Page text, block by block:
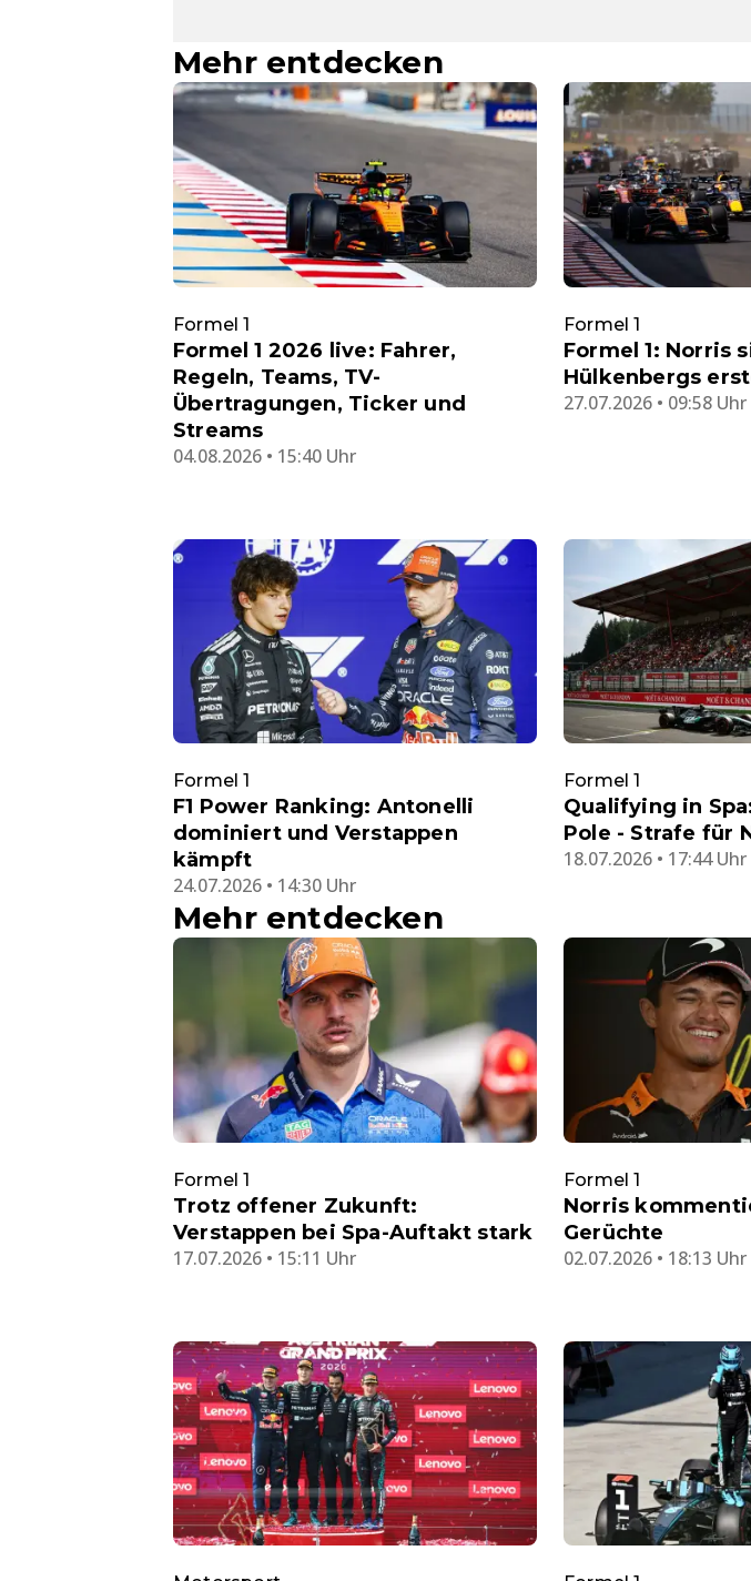
Mehr entdecken
Formel 1
Formel 1 2026 live: Fahrer,
Regeln, Teams, TV-
Übertragungen, Ticker und
Streams
04.08.2026 • 15:40 Uhr
Formel 1
Formel 1: Norris
Hülkenbergs
27.07.2026 • 09:58 Uhr
Formel 1
F1 Power Ranking: Antonelli
dominiert und Verstappen
kämpft
24.07.2026 • 14:30 Uhr
Formel 1
Qualifying in
Pole - Strafe für
18.07.2026 • 17:44 Uhr
Mehr entdecken
Formel 1
Trotz offener Zukunft:
Verstappen bei Spa-Auftakt stark
17.07.2026 • 15:11 Uhr
Formel 1
Norris
Gerüchte
02.07.2026 • 18:13 Uhr